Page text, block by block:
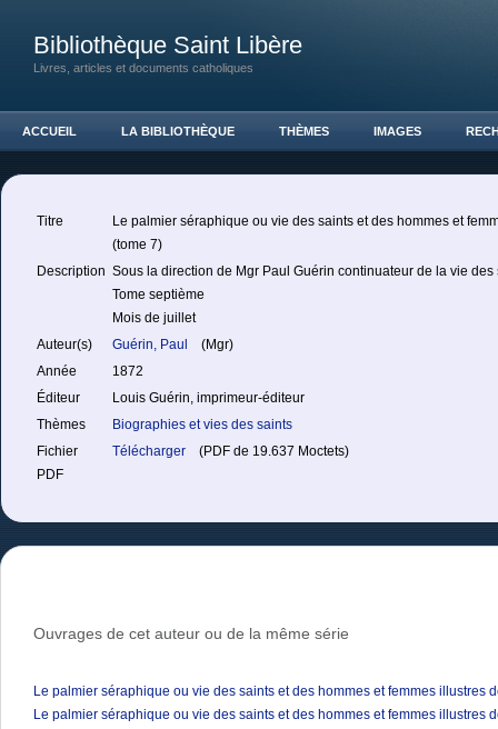
Bibliothèque Saint Libère
Livres, articles et documents catholiques
ACCUEIL LA BIBLIOTHÈQUE THÈMES IMAGES
Titre
Le palmier séraphique ou vie des saints et des hommes et
(tome 7)
Description Sous la direction de Mgr Paul Guérin continuateur de la vie des
Tome septième
Mois de juillet
Auteur(s)
Guérin, Paul
(Mgr)
Année
1872
Éditeur
Louis Guérin, imprimeur-éditeur
Thèmes
Biographies et vies des saints
Fichier
PDF
Télécharger (PDF de 19.637 Moctets)
Ouvrages de cet auteur ou de la même série
Le palmier séraphique ou vie des saints et des hommes et femmes illustres
Le palmier séraphique ou vie des saints et des hommes et femmes illustres